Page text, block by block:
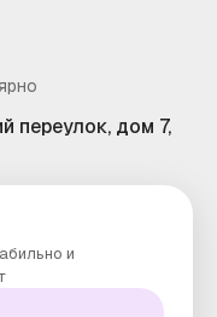
переулок, дом 7,
©
сайта без
Телеком"
и